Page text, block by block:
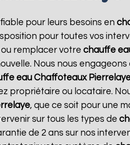
pour leurs besoins en
pour toutes vos
remplacer votre chauffe
Nous nous engageons
eau Chaffoteaux
propriétaire ou locataire.
, que ce soit pour une
sur tous les types de
de 2 ans sur nos